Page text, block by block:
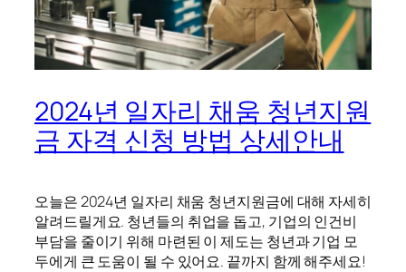
2024년 일자리 채움 청년지원
금 자격 신청 방법 상세안내
오늘은 2024년 일자리 채움 청년지원금에 대해 자세히
알려드릴게요. 청년들의 취업을 돕고, 기업의 인건비
부담을 줄이기 위해 마련된 이 제도는 청년과 기업 모
두에게 큰 도움이 될 수 있어요. 끝까지 함께 해주세요!